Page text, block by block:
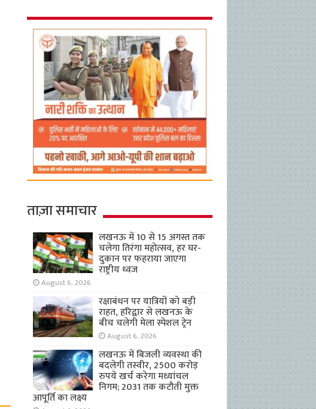
ताज़ा समाचार
लखनऊ में 10 से 15 अगस्त तक
चलेगा तिरंगा महोत्सव, हर घर-
दुकान पर फहराया जाएगा
राष्ट्रीय ध्वज
August 6, 2026
रक्षाबंधन पर यात्रियों को बड़ी
राहत, हरिद्वार से लखनऊ के
बीच चलेगी मेला स्पेशल ट्रेन
August 6, 2026
लखनऊ में बिजली व्यवस्था की
बदलेगी तस्वीर, 2500 करोड़
रुपये खर्च करेगा मध्यांचल
निगम; 2031 तक कटौती मुक्त
आपूर्ति का लक्ष्य